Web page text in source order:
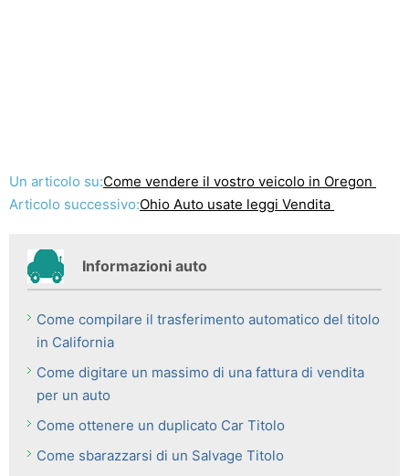
Un articolo su:Come vendere il vostro veicolo in Oregon
Articolo successivo:Ohio Auto usate leggi Vendita
Informazioni auto
Come compilare il trasferimento automatico del titolo
in California
Come digitare un massimo di una fattura di vendita
per un auto
Come ottenere un duplicato Car Titolo
Come sbarazzarsi di un Salvage Titolo